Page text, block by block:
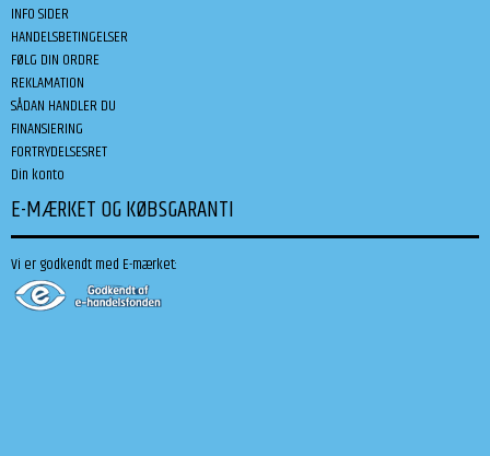
INFO SIDER
HANDELSBETINGELSER
FØLG DIN ORDRE
REKLAMATION
SÅDAN HANDLER DU
FINANSIERING
FORTRYDELSESRET
Din konto
E-MÆRKET OG KØBSGARANTI
Vi er godkendt med E-mærket: